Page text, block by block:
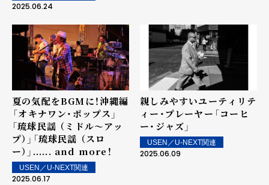
2025.06.24
夏の気配をBGMに！沖縄編
――「オキナワン・ポップス」
「琉球民謡 （ミドル～アッ
プ）」「琉球民謡 （スロ
ー）」...... and more！
USEN／U-NEXT関連
2025.06.17
親しみやすいユーティリテ
ィー・プレーヤー――「コーヒ
ー・ジャズ」
USEN／U-NEXT関連
2025.06.09